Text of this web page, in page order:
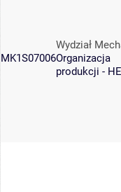
MK1S07006
Wydział
Organizacja
produkcji -